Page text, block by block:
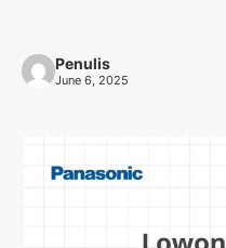
Penulis
June 6, 2025